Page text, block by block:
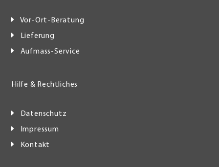
Vor-Ort-Beratung
Lieferung
Aufmass-Service
Hilfe & Rechtliches
Datenschutz
Impressum
Kontakt